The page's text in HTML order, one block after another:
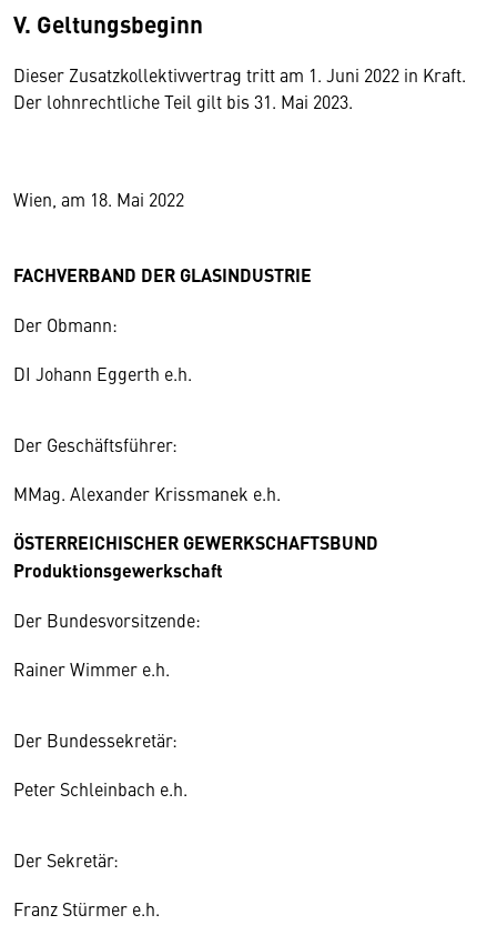
V. Geltungsbeginn
Dieser Zusatzkollektivvertrag tritt am 1. Juni 2022 in Kraft.
Der lohnrechtliche Teil gilt bis 31. Mai 2023.
Wien, am 18. Mai 2022
FACHVERBAND DER GLASINDUSTRIE
Der Obmann:
DI Johann Eggerth e.h.
Der Geschäftsführer:
MMag. Alexander Krissmanek e.h.
ÖSTERREICHISCHER GEWERKSCHAFTSBUND
Produktionsgewerkschaft
Der Bundesvorsitzende:
Rainer Wimmer e.h.
Der Bundessekretär:
Peter Schleinbach e.h.
Der Sekretär:
Franz Stürmer e.h.